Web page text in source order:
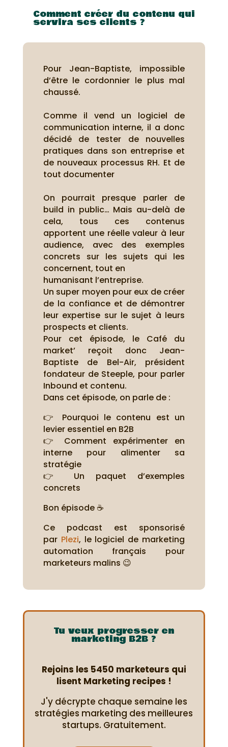
Comment créer du contenu qui
servira ses clients ?
Pour Jean-Baptiste, impossible
d’être le cordonnier le plus mal
chaussé.
Comme il vend un logiciel de
communication interne, il a donc
décidé de tester de nouvelles
pratiques dans son entreprise et
de nouveaux processus RH. Et de
tout documenter
On pourrait presque parler de
build in public… Mais au-delà de
cela, tous ces contenus
apportent une réelle valeur à leur
audience, avec des exemples
concrets sur les sujets qui les
concernent, tout en
humanisant l’entreprise.
Un super moyen pour eux de créer
de la confiance et de démontrer
leur expertise sur le sujet à leurs
prospects et clients.
Pour cet épisode, le Café du
market’ reçoit donc Jean-
Baptiste de Bel-Air, président
fondateur de Steeple, pour parler
Inbound et contenu.
Dans cet épisode, on parle de :
👉 Pourquoi le contenu est un
levier essentiel en B2B
👉 Comment expérimenter en
interne pour alimenter sa
stratégie
👉 Un paquet d’exemples
concrets
Bon épisode ☕
Ce podcast est sponsorisé
par Plezi, le logiciel de marketing
automation français pour
marketeurs malins 😉
Tu veux progresser en
marketing B2B ?
Rejoins les 5450 marketeurs qui
lisent Marketing recipes !
J'y décrypte chaque semaine les
stratégies marketing des meilleures
startups. Gratuitement.